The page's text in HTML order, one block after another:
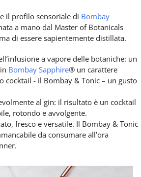
il profilo sensoriale di Bombay
a mano dal Master of Botanicals
di essere sapientemente distillata.
a vapore delle botaniche: un
Bombay Sapphire® un carattere
cocktail - il Bombay & Tonic – un gusto
al gin: il risultato è un cocktail
rotondo e avvolgente.
fresco e versatile. Il Bombay & Tonic
da consumare all’ora